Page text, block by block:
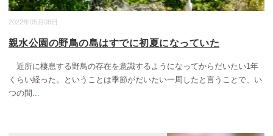
2022年05月08日
親水公園の野鳥の島はすでに初夏になっていた
近所に棲息する野鳥の存在を意識するようになってからだいたい1年
くらい経った。ということは季節がだいたい一周したと言うことで、い
つの間 ...